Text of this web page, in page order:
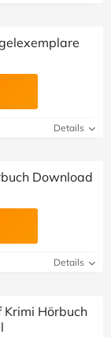
Details
Download
Details
Hörbuch